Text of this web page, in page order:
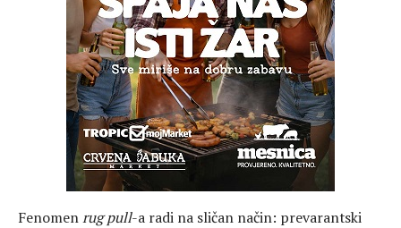
Fenomenrug pull-a radi na sličan način: prevarantski